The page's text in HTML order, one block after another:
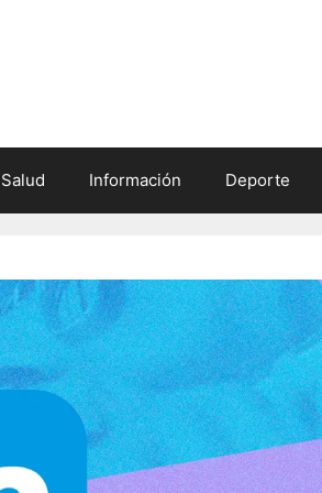
Salud Información Deporte